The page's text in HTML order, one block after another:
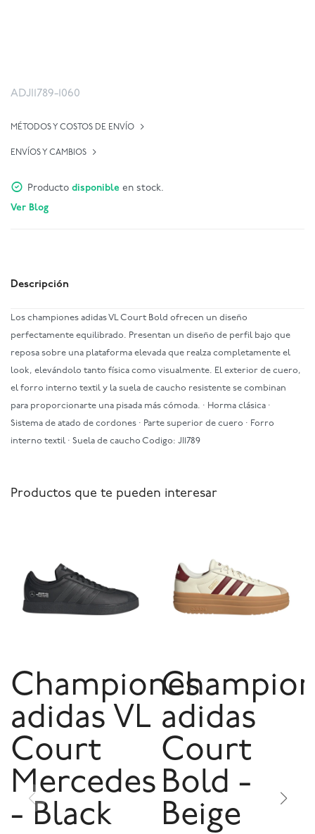
ADJI1789-1060
MÉTODOS Y COSTOS DE ENVÍO
ENVÍOS Y CAMBIOS
Producto disponible en stock.
Ver Blog
Descripción
Los championes adidas VL Court Bold ofrecen un diseño
perfectamente equilibrado. Presentan un diseño de perfil bajo que
reposa sobre una plataforma elevada que realza completamente el
look, elevándolo tanto física como visualmente. El exterior de cuero,
el forro interno textil y la suela de caucho resistente se combinan
para proporcionarte una pisada más cómoda. · Horma clásica ·
Sistema de atado de cordones · Parte superior de cuero · Forro
interno textil · Suela de caucho Codigo: JI1789
Productos que te pueden interesar
Championes
adidas VL
Court
Mercedes
- Black
adidas
Court
Bold -
Beige